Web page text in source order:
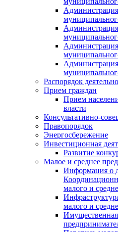
Распорядок
Прием граждан
Прием
власти
Консультативно-
Правопорядок
Энергосбережение
Инвестиционная
Развитие
Малое и среднее
Информация о
малого и
малого и